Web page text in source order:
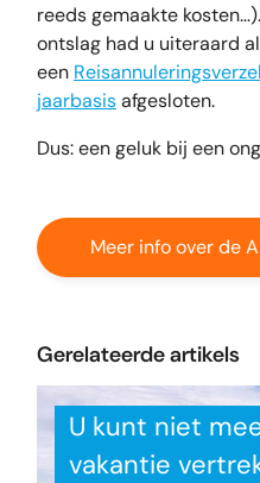
reeds gemaakte
ontslag had u uiteraard al
een
jaarbasisafgesloten.
Dus: een geluk bij een
Meer info over de
Gerelateerde artikels
U kunt niet
vakantie